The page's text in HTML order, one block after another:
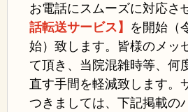
お電話にスムーズに対応さ
話転送サービス】 を開始（
始）致します。 皆様のメッ
て頂き、当院混雑時等、何
直す手間を軽減致します。
つきましては、下記掲載の